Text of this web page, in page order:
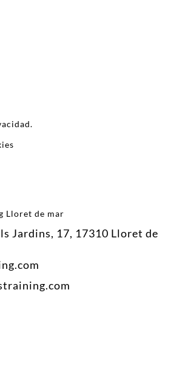
Lloret de mar
Jardins, 17, 17310 Lloret de